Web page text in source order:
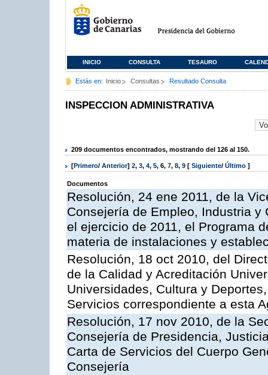
INICIO CONSULTA TESAURO
Estás en: Inicio Consultas Resultado Consulta
INSPECCION ADMINISTRATIVA
209 documentos encontrados, mostrando del 126 al 150.
[Primero/ Anterior] 2, 3, 4, 5, 6, 7, 8, 9 [ Siguiente/ Último ]
Documentos
Resolución, 24 ene 2011, de la
Consejería de Empleo, Industria
el ejercicio de 2011, el Programa
materia de instalaciones y
Resolución, 18 oct 2010, del
de la Calidad y Acreditación
Universidades, Cultura y
Servicios correspondiente a esta
Resolución, 17 nov 2010, de la
Consejería de Presidencia,
Carta de Servicios del Cuerpo
Consejería